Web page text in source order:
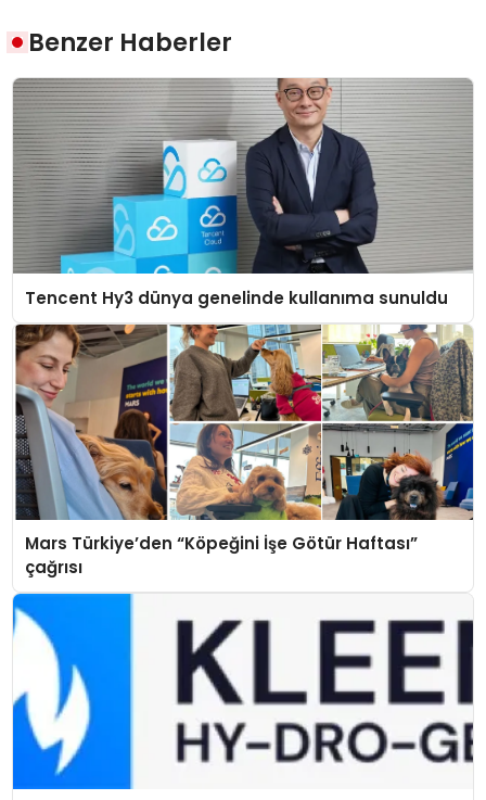
Benzer Haberler
Tencent Hy3 dünya genelinde kullanıma sunuldu
Mars Türkiye’den “Köpeğini İşe Götür Haftası”
çağrısı